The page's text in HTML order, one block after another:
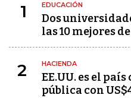
1 EDUCACIÓN
Dos
las 10 mejores
2 HACIENDA
EE.UU. es el
pública con